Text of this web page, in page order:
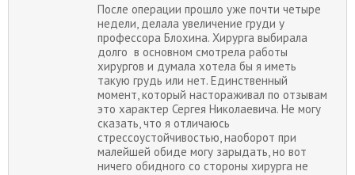
После операции прошло уже почти четыре
недели, делала увеличение груди у
профессора Блохина. Хирурга выбирала
долго в основном смотрела работы
хирургов и думала хотела бы я иметь
такую грудь или нет. Единственный
момент, который настораживал по отзывам
это характер Сергея Николаевича. Не могу
сказать, что я отличаюсь
стрессоустойчивостью, наоборот при
малейшей обиде могу зарыдать, но вот
ничего обидного со стороны хирурга не